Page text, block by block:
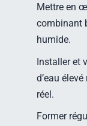
Mettre en
combinant
humide.
Installer et
d’eau
réel.
Former